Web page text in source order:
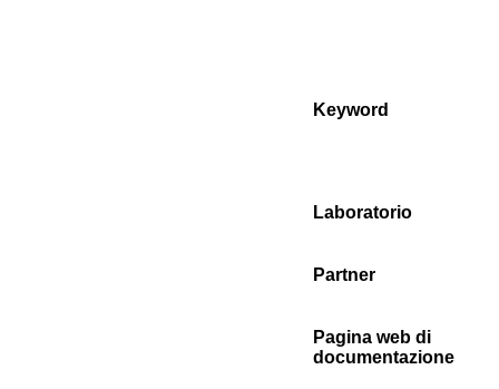
Keyword
Laboratorio
Partner
Pagina web di
documentazione